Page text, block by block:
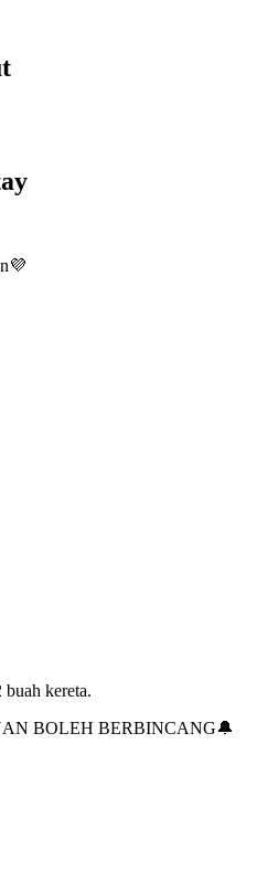
kereta.
BOLEH BERBINCANG🔔